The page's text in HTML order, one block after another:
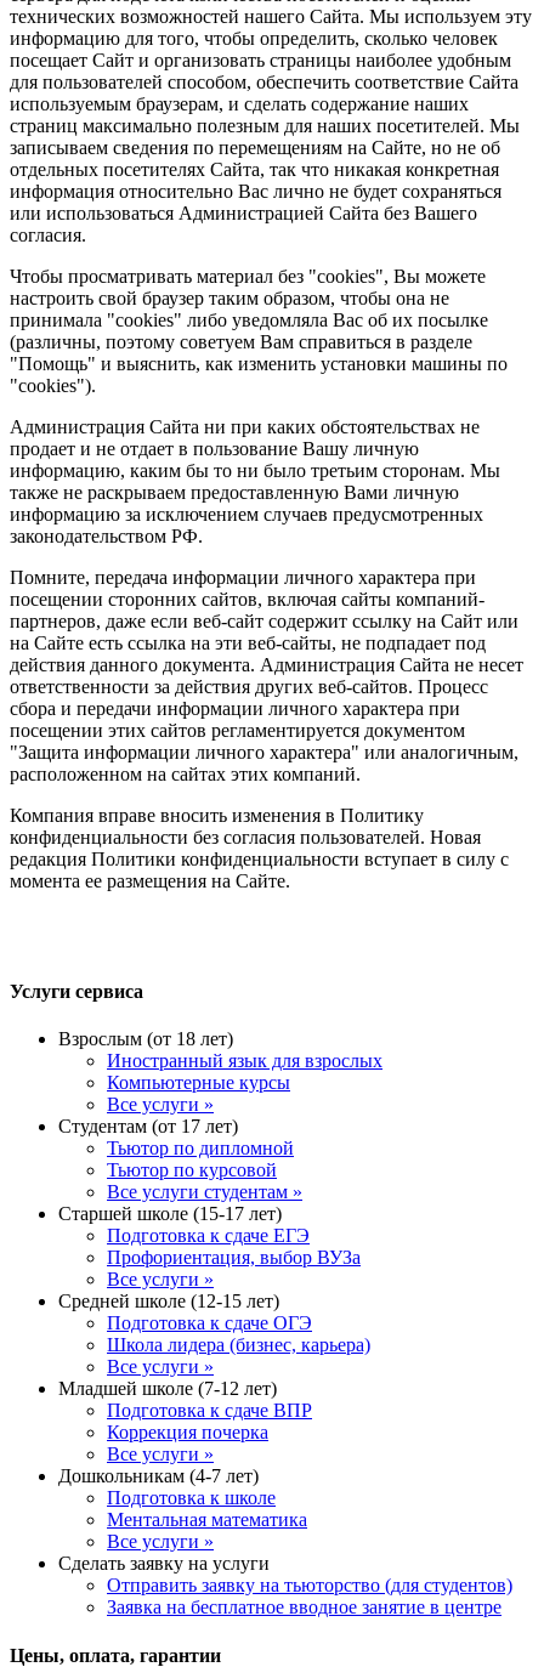
технических возможностей нашего Сайта. Мы используем эту
информацию для того, чтобы определить, сколько человек
посещает Сайт и организовать страницы наиболее удобным
для пользователей способом, обеспечить соответствие Сайта
используемым браузерам, и сделать содержание наших
страниц максимально полезным для наших посетителей. Мы
записываем сведения по перемещениям на Сайте, но не об
отдельных посетителях Сайта, так что никакая конкретная
информация относительно Вас лично не будет сохраняться
или использоваться Администрацией Сайта без Вашего
согласия.
Чтобы просматривать материал без "cookies", Вы можете
настроить свой браузер таким образом, чтобы она не
принимала "cookies" либо уведомляла Вас об их посылке
(различны, поэтому советуем Вам справиться в разделе
"Помощь" и выяснить, как изменить установки машины по
"cookies").
Администрация Сайта ни при каких обстоятельствах не
продает и не отдает в пользование Вашу личную
информацию, каким бы то ни было третьим сторонам. Мы
также не раскрываем предоставленную Вами личную
информацию за исключением случаев предусмотренных
законодательством РФ.
Помните, передача информации личного характера при
посещении сторонних сайтов, включая сайты компаний-
партнеров, даже если веб-сайт содержит ссылку на Сайт или
на Сайте есть ссылка на эти веб-сайты, не подпадает под
действия данного документа. Администрация Сайта не несет
ответственности за действия других веб-сайтов. Процесс
сбора и передачи информации личного характера при
посещении этих сайтов регламентируется документом
"Защита информации личного характера" или аналогичным,
расположенном на сайтах этих компаний.
Компания вправе вносить изменения в Политику
конфиденциальности без согласия пользователей. Новая
редакция Политики конфиденциальности вступает в силу с
момента ее размещения на Сайте.
Услуги сервиса
Взрослым (от 18 лет)
Иностранный язык для взрослых
Компьютерные курсы
Все услуги »
Студентам (от 17 лет)
Тьютор по дипломной
Тьютор по курсовой
Все услуги студентам »
Старшей школе (15-17 лет)
Подготовка к сдаче ЕГЭ
Профориентация, выбор ВУЗа
Все услуги »
Средней школе (12-15 лет)
Подготовка к сдаче ОГЭ
Школа лидера (бизнес, карьера)
Все услуги »
Младшей школе (7-12 лет)
Подготовка к сдаче ВПР
Коррекция почерка
Все услуги »
Дошкольникам (4-7 лет)
Подготовка к школе
Ментальная математика
Все услуги »
Сделать заявку на услуги
Отправить заявку на тьюторство (для студентов)
Заявка на бесплатное вводное занятие в центре
Цены, оплата, гарантии